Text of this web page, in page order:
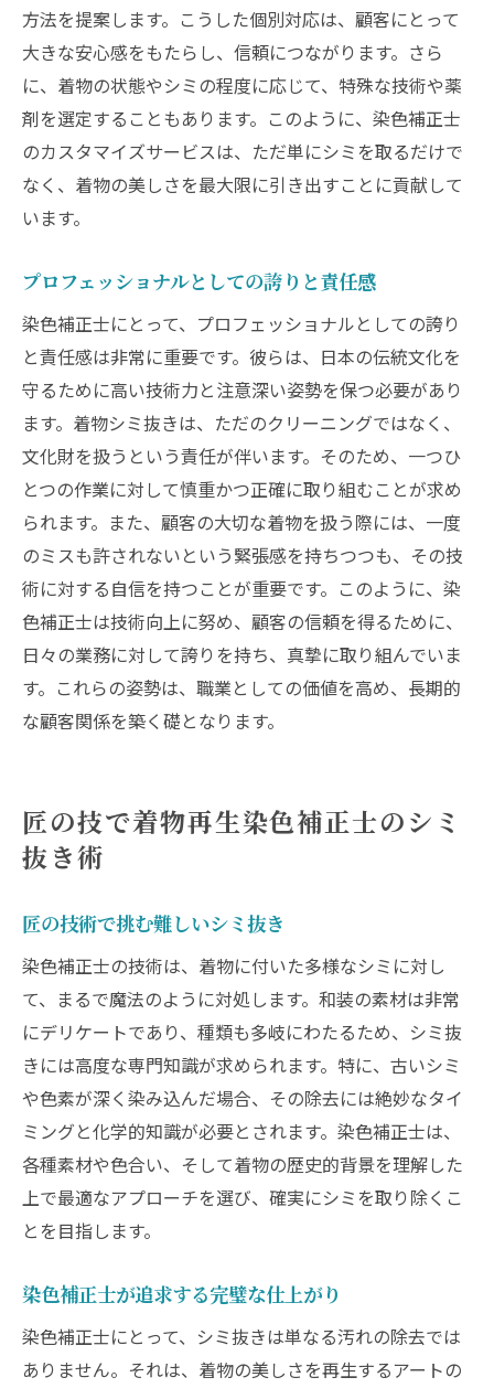
方法を提案します。こうした個別対応は、顧客にとって
大きな安心感をもたらし、信頼につながります。さら
に、着物の状態やシミの程度に応じて、特殊な技術や薬
剤を選定することもあります。このように、染色補正士
のカスタマイズサービスは、ただ単にシミを取るだけで
なく、着物の美しさを最大限に引き出すことに貢献して
います。
プロフェッショナルとしての誇りと責任感
染色補正士にとって、プロフェッショナルとしての誇り
と責任感は非常に重要です。彼らは、日本の伝統文化を
守るために高い技術力と注意深い姿勢を保つ必要があり
ます。着物シミ抜きは、ただのクリーニングではなく、
文化財を扱うという責任が伴います。そのため、一つひ
とつの作業に対して慎重かつ正確に取り組むことが求め
られます。また、顧客の大切な着物を扱う際には、一度
のミスも許されないという緊張感を持ちつつも、その技
術に対する自信を持つことが重要です。このように、染
色補正士は技術向上に努め、顧客の信頼を得るために、
日々の業務に対して誇りを持ち、真摯に取り組んでいま
す。これらの姿勢は、職業としての価値を高め、長期的
な顧客関係を築く礎となります。
匠の技で着物再生染色補正士のシミ
抜き術
匠の技術で挑む難しいシミ抜き
染色補正士の技術は、着物に付いた多様なシミに対し
て、まるで魔法のように対処します。和装の素材は非常
にデリケートであり、種類も多岐にわたるため、シミ抜
きには高度な専門知識が求められます。特に、古いシミ
や色素が深く染み込んだ場合、その除去には絶妙なタイ
ミングと化学的知識が必要とされます。染色補正士は、
各種素材や色合い、そして着物の歴史的背景を理解した
上で最適なアプローチを選び、確実にシミを取り除くこ
とを目指します。
染色補正士が追求する完璧な仕上がり
染色補正士にとって、シミ抜きは単なる汚れの除去では
ありません。それは、着物の美しさを再生するアートの